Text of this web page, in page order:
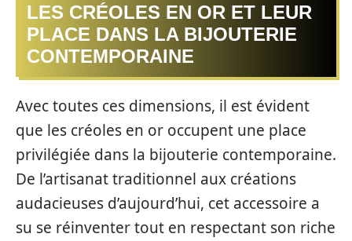
LES CRÉOLES EN OR ET LEUR
PLACE DANS LA BIJOUTERIE
CONTEMPORAINE
Avec toutes ces dimensions, il est évident
que les créoles en or occupent une place
privilégiée dans la bijouterie contemporaine.
De l’artisanat traditionnel aux créations
audacieuses d’aujourd’hui, cet accessoire a
su se réinventer tout en respectant son riche